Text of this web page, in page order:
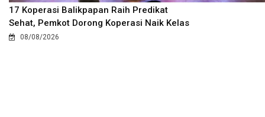
17 Koperasi Balikpapan Raih Predikat
Sehat, Pemkot Dorong Koperasi Naik Kelas
08/08/2026